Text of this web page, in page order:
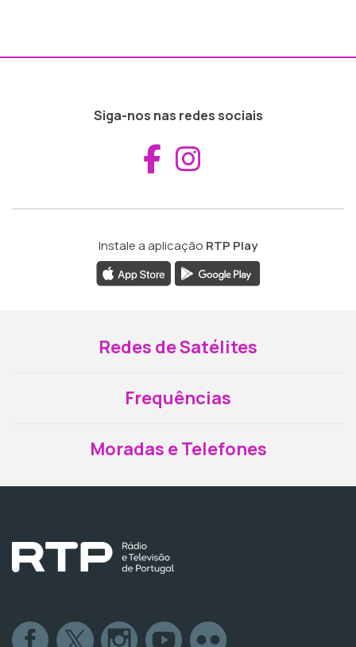
Siga-nos nas redes sociais
Aceder ao
Instale a aplicação RTP Play
Redes de Satélites
Frequências
Moradas e Telefones